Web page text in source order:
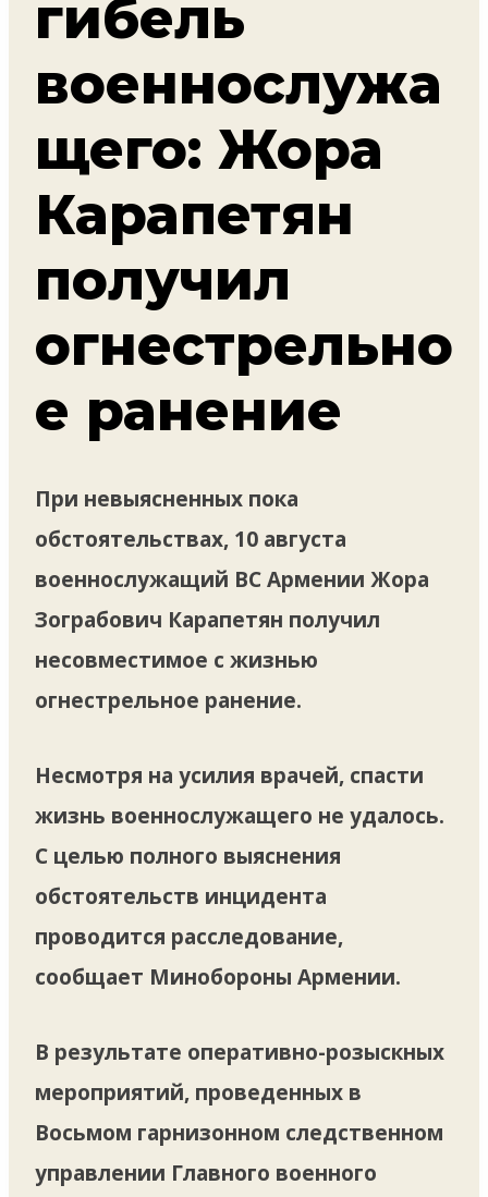
гибель
военнослужа
щего: Жора
Карапетян
получил
огнестрельно
е ранение
При невыясненных пока
обстоятельствах, 10 августа
военнослужащий ВС Армении Жора
Зограбович Карапетян получил
несовместимое с жизнью
огнестрельное ранение.
Несмотря на усилия врачей, спасти
жизнь военнослужащего не удалось.
С целью полного выяснения
обстоятельств инцидента
проводится расследование,
сообщает Минобороны Армении.
В результате оперативно-розыскных
мероприятий, проведенных в
Восьмом гарнизонном следственном
управлении Главного военного